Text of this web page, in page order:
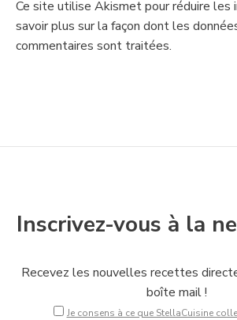
Ce site utilise Akismet pour réduire les
savoir plus sur la façon dont les
commentaires sont traitées.
Inscrivez-vous à la
Recevez les nouvelles recettes
boîte mail !
Je consens à ce que StellaCuisine